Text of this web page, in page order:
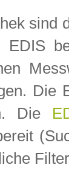
sind
EDIS
Die
Die